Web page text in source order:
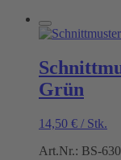
Grün
14,50 € / Stk.
Art.Nr.: BS-